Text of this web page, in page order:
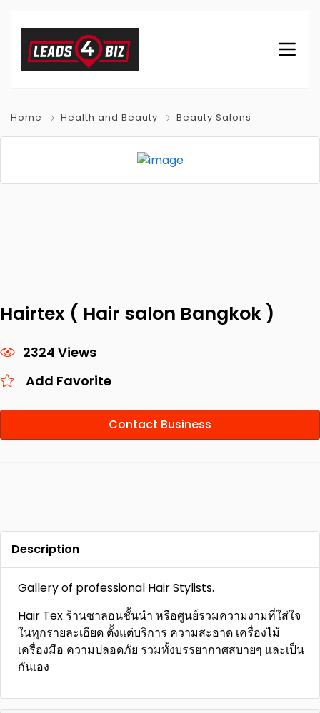
Home Health and Beauty Beauty Salons
Hairtex ( Hair salon Bangkok )
2324 Views
Add Favorite
Contact Business
Description
Gallery of professional Hair Stylists.
Hair Tex ร้านซาลอนชั้นนำ หรือศูนย์รวมความงามที่ใส่ใจ
ในทุกรายละเอียด ตั้งแต่บริการ ความสะอาด เครื่องไม้
เครื่องมือ ความปลอดภัย รวมทั้งบรรยากาศสบายๆ และเป็น
กันเอง